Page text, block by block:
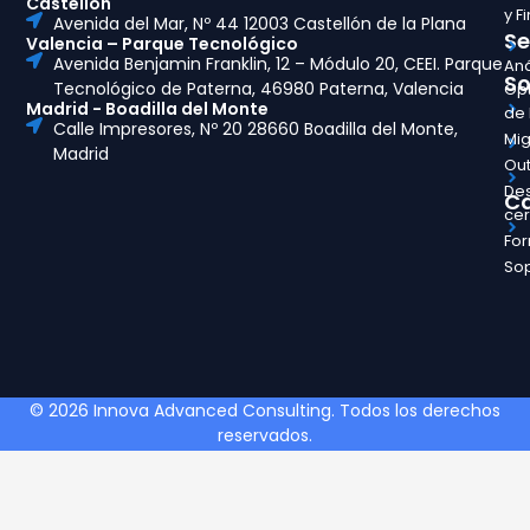
y
de
Avenida del Mar, Nº 44 12003 Castellón de la Plana
Valencia – Parque Tecnológico
Avenida Benjamin Franklin, 12 – Módulo 20, CEEI. Parque
Tecnológico de Paterna, 46980 Paterna, Valencia
Madrid - Boadilla del Monte
Calle Impresores, Nº 20 28660 Boadilla del Monte,
Madrid
© 2026 Innova Advanced Consulting. Todos los derechos
reservados.